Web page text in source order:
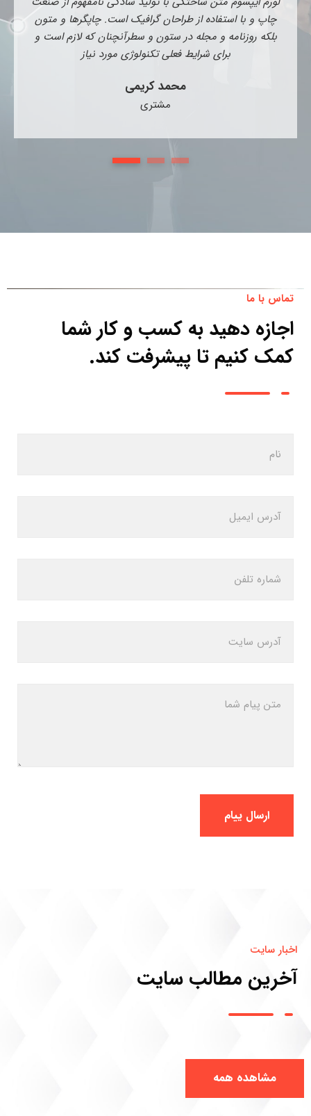
چاپ و با استفاده از طراحان گرافیک است. چاپگرها و متون
بلکه روزنامه و مجله در ستون و سطرآنچنان که لازم است و
برای شرایط فعلی تکنولوژی مورد نیاز
محمد کریمی
مشتری
1 2 3
تماس با ما
اجازه دهید به کسب و کار شما
کمک کنیم تا پیشرفت کند.
اخبار سایت
آخرین مطالب سایت
مشاهده همه